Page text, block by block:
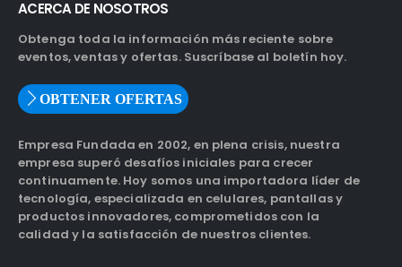
ACERCA DE NOSOTROS
Obtenga toda la información más reciente sobre
eventos, ventas y ofertas. Suscríbase al boletín hoy.
OBTENER OFERTAS
Empresa Fundada en 2002, en plena crisis, nuestra
empresa superó desafíos iniciales para crecer
continuamente. Hoy somos una importadora líder de
tecnología, especializada en celulares, pantallas y
productos innovadores, comprometidos con la
calidad y la satisfacción de nuestros clientes.